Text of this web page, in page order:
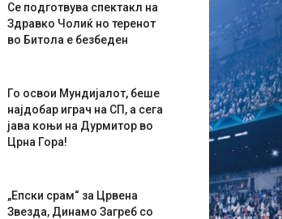
Се подготвува спектакл на
Здравко Чолиќ но теренот
во Битола е безбеден
Го освои Мундијалот, беше
најдобар играч на СП, а сега
јава коњи на Дурмитор во
Црна Гора!
„Епски срам“ за Црвена
Звезда, Динамо Загреб со